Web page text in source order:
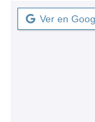
Ver en